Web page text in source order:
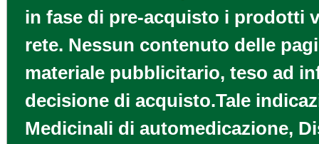
in fase di pre-acquisto i prodotti
rete. Nessun contenuto delle
materiale pubblicitario, teso ad
decisione di acquisto.Tale
Medicinali di automedicazione,